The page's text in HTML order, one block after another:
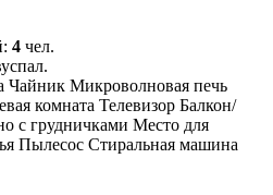
4 чел.
Чайник Микроволновая печь
комната Телевизор Балкон/
с грудничками Место для
Пылесос Стиральная машина